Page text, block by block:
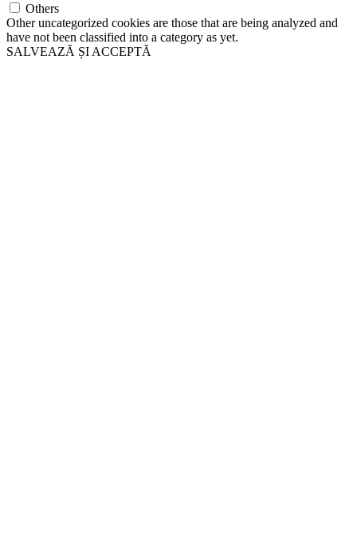
Others
Other uncategorized cookies are those that are being analyzed and
have not been classified into a category as yet.
SALVEAZĂ ȘI ACCEPTĂ